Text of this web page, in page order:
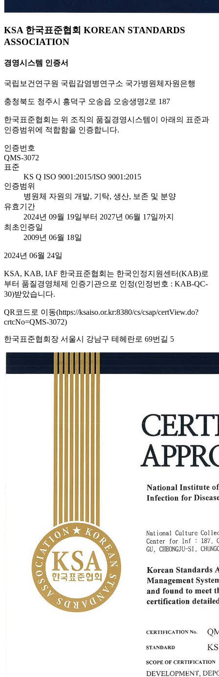
KSA 한국표준협회 KOREAN STANDARDS
ASSOCIATION
경영시스템 인증서
국립보건연구원 국립감염병연구소 국가병원체자원은행
충청북도 청주시 흥덕구 오송읍 오송생명2로 187
한국표준협회는 위 조직의 품질경영시스템이 아래의 표준과
인증범위에 적합함을 인증합니다.
인증번호
QMS-3072
표준
KS Q ISO 9001:2015/ISO 9001:2015
인증범위
병원체 자원의 개발, 기탁, 생산, 보존 및 분양
유효기간
2024년 09월 19일부터 2027년 06월 17일까지
최초인증일
2009년 06월 18일
2024년 06월 24일
KSA, KAB, IAF 한국표준협회는 한국인정지원센터(KAB)로
부터 품질경영체제 인증기관으로 인정(인정번호 : KAB-QC-
30)받았습니다.
QR코드로 이동(https://ksaiso.or.kr:8380/cs/csap/certView.do?
crtcNo=QMS-3072)
한국표준협회장 서울시 강남구 테헤란로 69번길 5